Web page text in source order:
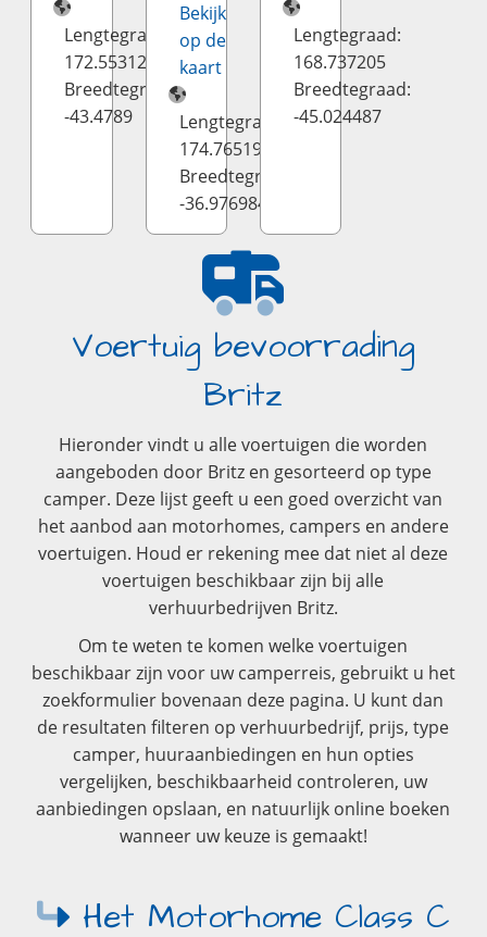
Lengtegraad:
172.553126
Breedtegraad:
-43.4789
Bekijk
op de
kaart
Lengtegraad:
174.7651995
Breedtegraad:
-36.9769841
Lengtegraad:
168.737205
Breedtegraad:
-45.024487
Voertuig bevoorrading
Britz
Hieronder vindt u alle voertuigen die worden
aangeboden door Britz en gesorteerd op type
camper. Deze lijst geeft u een goed overzicht van
het aanbod aan motorhomes, campers en andere
voertuigen. Houd er rekening mee dat niet al deze
voertuigen beschikbaar zijn bij alle
verhuurbedrijven Britz.
Om te weten te komen welke voertuigen
beschikbaar zijn voor uw camperreis, gebruikt u het
zoekformulier bovenaan deze pagina. U kunt dan
de resultaten filteren op verhuurbedrijf, prijs, type
camper, huuraanbiedingen en hun opties
vergelijken, beschikbaarheid controleren, uw
aanbiedingen opslaan, en natuurlijk online boeken
wanneer uw keuze is gemaakt!
Het Motorhome Class C